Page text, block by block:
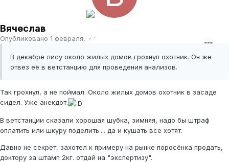
Вячеслав
Опубликовано 1 февраля, 2012
В декабре лису около жилых домов грохнул охотник. Он же
отвез её в ветстанцию для проведения анализов.
Так грохнул, а не поймал. Около жилых домов охотник в засаде
сидел. Уже анекдот.
В ветстанции сказали хорошая шубка, зимняя, надо бы штраф
оплатить или шкуру поделить.... да и кушать все хотят.
Давно не секрет, захотел к примеру на рынке поросёнка продать,
доктору за штамп 2кг. отдай на "экспертизу".